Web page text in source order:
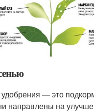
удобрения — это
направлены на